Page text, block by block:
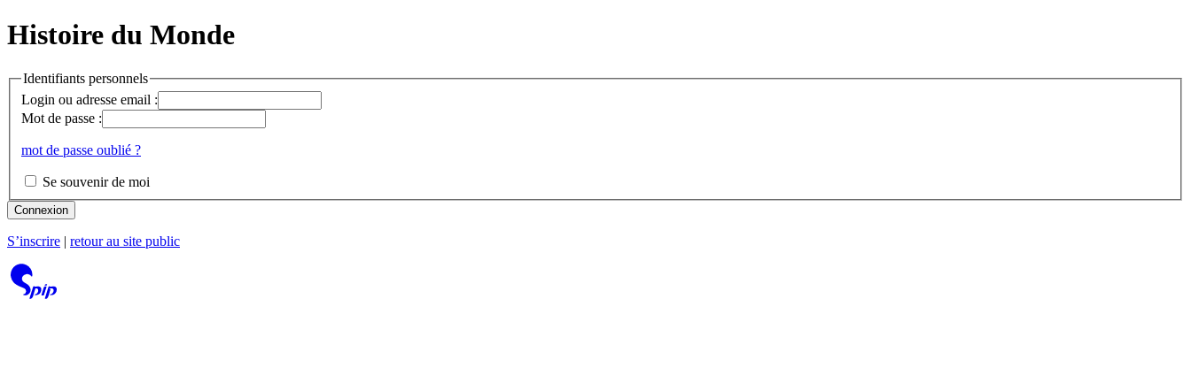
Histoire du Monde
Identifiants personnels
Login ou adresse email :
Mot de passe :
mot de passe oublié ?
Se souvenir de moi
Connexion
S’inscrire retour au site public